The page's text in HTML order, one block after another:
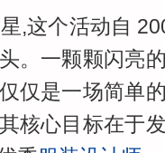
,这个活动自
。一颗颗闪亮
仅是一场简单
核心目标在于